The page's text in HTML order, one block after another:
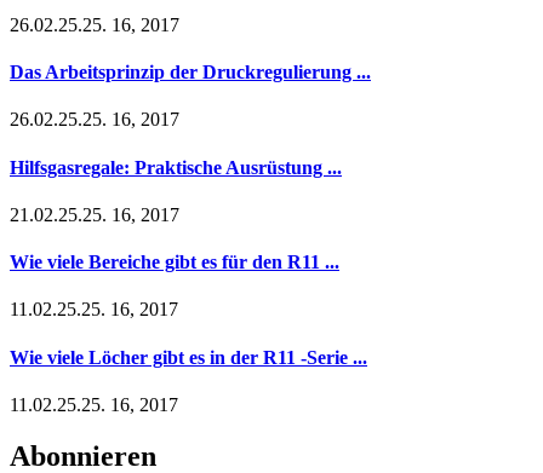
26.02.25.25. 16, 2017
Das Arbeitsprinzip der Druckregulierung ...
26.02.25.25. 16, 2017
Hilfsgasregale: Praktische Ausrüstung ...
21.02.25.25. 16, 2017
Wie viele Bereiche gibt es für den R11 ...
11.02.25.25. 16, 2017
Wie viele Löcher gibt es in der R11 -Serie ...
11.02.25.25. 16, 2017
Abonnieren